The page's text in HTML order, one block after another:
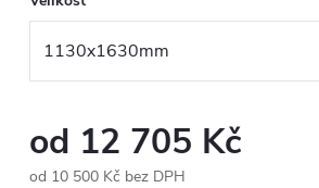
od 12 705 Kč
od 10 500 Kč bez DPH